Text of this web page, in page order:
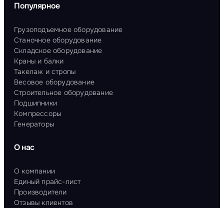
Популярное
Грузоподъемное оборудование
Станочное оборудование
Складское оборудование
Краны и балки
Такелаж и стропы
Весовое оборудование
Строительное оборудование
Подшипники
Компрессоры
Генераторы
О нас
О компании
Единый прайс-лист
Производители
Отзывы клиентов